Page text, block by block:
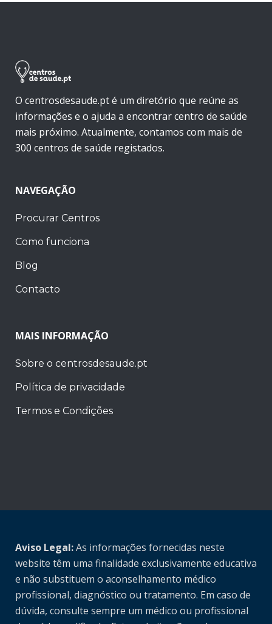
O centrosdesaude.pt é um diretório que reúne as
informações e o ajuda a encontrar centro de saúde
mais próximo. Atualmente, contamos com mais de
300 centros de saúde registados.
NAVEGAÇÃO
Procurar Centros
Como funciona
Blog
Contacto
MAIS INFORMAÇÃO
Sobre o centrosdesaude.pt
Política de privacidade
Termos e Condições
Aviso Legal:As informações fornecidas neste
website têm uma finalidade exclusivamente educativa
e não substituem o aconselhamento médico
profissional, diagnóstico ou tratamento. Em caso de
dúvida, consulte sempre um médico ou profissional